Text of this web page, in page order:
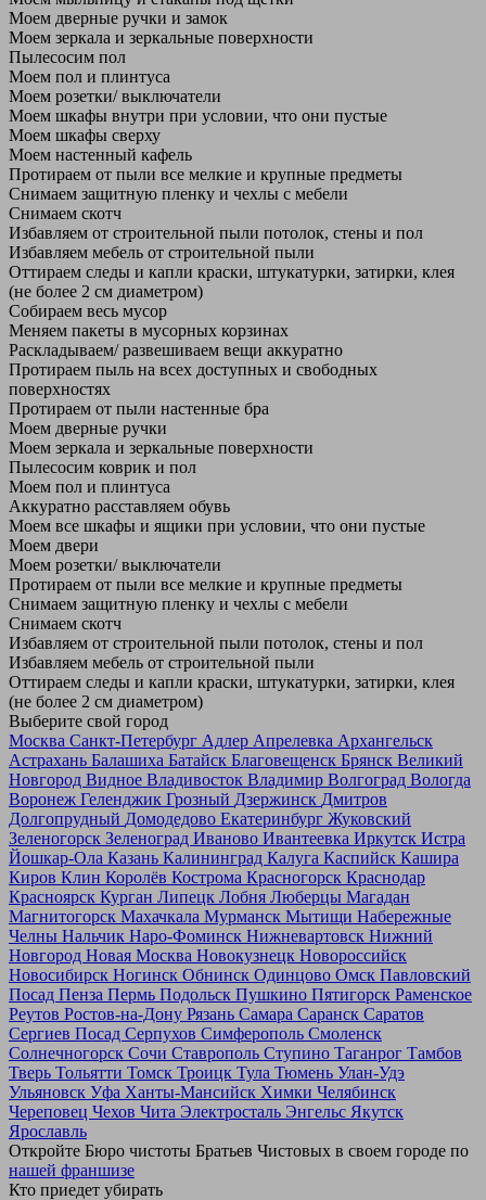
Моем дверные ручки и замок
Моем зеркала и зеркальные поверхности
Пылесосим пол
Моем пол и плинтуса
Моем розетки/ выключатели
Моем шкафы внутри при условии, что они пустые
Моем шкафы сверху
Моем настенный кафель
Протираем от пыли все мелкие и крупные предметы
Снимаем защитную пленку и чехлы с мебели
Снимаем скотч
Избавляем от строительной пыли потолок, стены и пол
Избавляем мебель от строительной пыли
Оттираем следы и капли краски, штукатурки, затирки, клея
(не более 2 см диаметром)
Собираем весь мусор
Меняем пакеты в мусорных корзинах
Раскладываем/ развешиваем вещи аккуратно
Протираем пыль на всех доступных и свободных
поверхностях
Протираем от пыли настенные бра
Моем дверные ручки
Моем зеркала и зеркальные поверхности
Пылесосим коврик и пол
Моем пол и плинтуса
Аккуратно расставляем обувь
Моем все шкафы и ящики при условии, что они пустые
Моем двери
Моем розетки/ выключатели
Протираем от пыли все мелкие и крупные предметы
Снимаем защитную пленку и чехлы с мебели
Снимаем скотч
Избавляем от строительной пыли потолок, стены и пол
Избавляем мебель от строительной пыли
Оттираем следы и капли краски, штукатурки, затирки, клея
(не более 2 см диаметром)
Выберите свой город
Москва Санкт-Петербург Адлер Апрелевка Архангельск
Астрахань Балашиха Батайск Благовещенск Брянск Великий
Новгород Видное Владивосток Владимир Волгоград Вологда
Воронеж Геленджик Грозный Дзержинск Дмитров
Долгопрудный Домодедово Екатеринбург Жуковский
Зеленогорск Зеленоград Иваново Ивантеевка Иркутск Истра
Йошкар-Ола Казань Калининград Калуга Каспийск Кашира
Киров Клин Королёв Кострома Красногорск Краснодар
Красноярск Курган Липецк Лобня Люберцы Магадан
Магнитогорск Махачкала Мурманск Мытищи Набережные
Челны Нальчик Наро-Фоминск Нижневартовск Нижний
Новгород Новая Москва Новокузнецк Новороссийск
Новосибирск Ногинск Обнинск Одинцово Омск Павловский
Посад Пенза Пермь Подольск Пушкино Пятигорск Раменское
Реутов Ростов-на-Дону Рязань Самара Саранск Саратов
Сергиев Посад Серпухов Симферополь Смоленск
Солнечногорск Сочи Ставрополь Ступино Таганрог Тамбов
Тверь Тольятти Томск Троицк Тула Тюмень Улан-Удэ
Ульяновск Уфа Ханты-Мансийск Химки Челябинск
Череповец Чехов Чита Электросталь Энгельс Якутск
Ярославль
Откройте Бюро чистоты Братьев Чистовых в своем городе по
нашей франшизе
Кто приедет убирать